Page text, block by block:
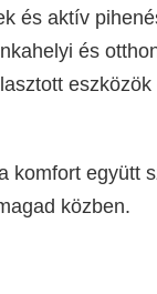
és aktív
és
komfort együtt
közben.